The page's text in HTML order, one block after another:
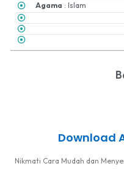
Agama : Islam
Download
Nikmati Cara Mudah dan